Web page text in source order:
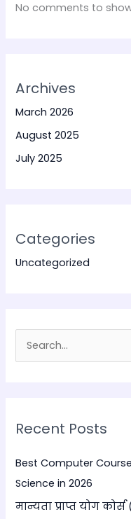
No comments to
Archives
March 2026
August 2025
July 2025
Categories
Uncategorized
c
f
o
r
Recent Posts
Best Computer
Science in 2026
मान्यता प्राप्त योग